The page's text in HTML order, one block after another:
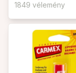
1849 vélemény